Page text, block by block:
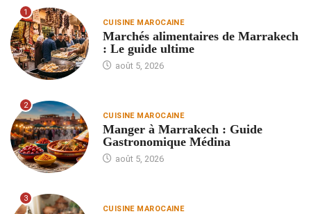
1
CUISINE MAROCAINE
Marchés alimentaires de Marrakech
: Le guide ultime
août 5, 2026
2
CUISINE MAROCAINE
Manger à Marrakech : Guide
Gastronomique Médina
août 5, 2026
3
CUISINE MAROCAINE